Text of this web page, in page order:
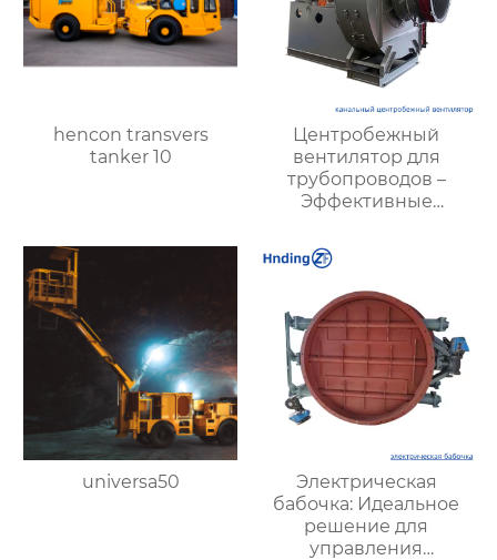
hencon transvers
tanker 10
Центробежный
вентилятор для
трубопроводов –
Эффективные
вентиляции |
Hengding
Вентиляторы
universa50
Электрическая
бабочка: Идеальное
решение для
управления